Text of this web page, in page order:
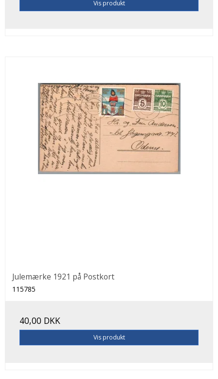
Vis produkt
Julemærke 1921 på Postkort
115785
40,00 DKK
Vis produkt